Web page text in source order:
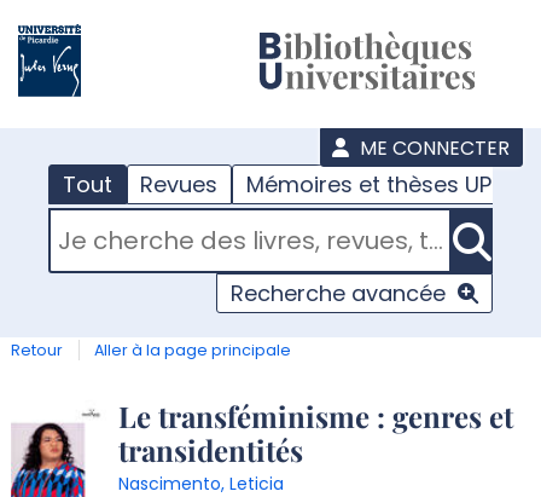
ME CONNECTER
Tout Revues Mémoires et thèses UPJV
RECHERCHER DANS "TOUT"
Recherche avancée
Retour Aller à la page principale
Détail
document
Le transféminisme : genres et
transidentités
Nascimento, Leticia